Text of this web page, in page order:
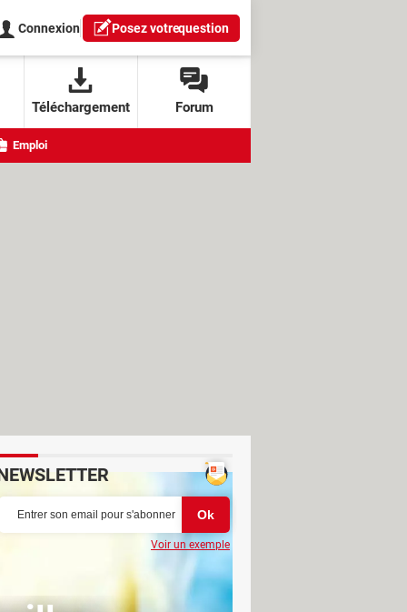
Connexion Posez votrequestion
Téléchargement Forum
Emploi
Voir un exemple